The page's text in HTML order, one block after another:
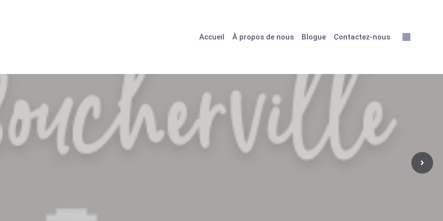
Accueil À propos de nous Blogue Contactez-nous